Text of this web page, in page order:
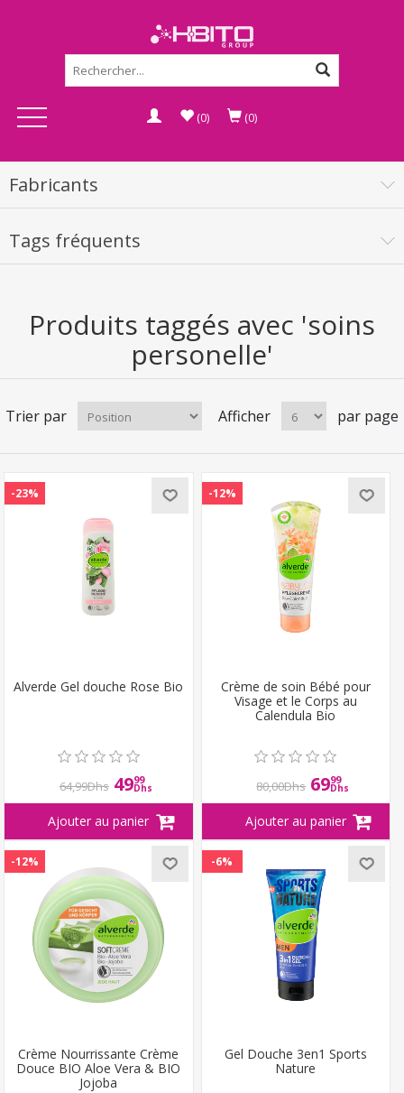
(0) (0)
Fabricants
Tags fréquents
Produits taggés avec 'soins
personelle'
Trier par Afficher par page
-23%
Alverde Gel douche Rose Bio
64,99Dhs 4999
Dhs
-12%
Crème de soin Bébé pour
Visage et le Corps au
Calendula Bio
80,00Dhs 6999
Dhs
-12%
Crème Nourrissante Crème
Douce BIO Aloe Vera & BIO
Jojoba
-6%
Gel Douche 3en1 Sports
Nature